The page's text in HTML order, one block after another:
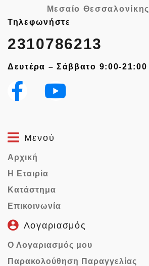
Μεσαίο Θεσσαλονίκης
Τηλεφωνήστε
2310786213
Δευτέρα – Σάββατο 9:00-21:00
Μενού
Αρχική
Η Εταιρία
Κατάστημα
Επικοινωνία
Λογαριασμός
Ο Λογαριασμός μου
Παρακολούθηση Παραγγελίας